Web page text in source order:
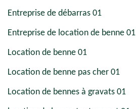
Entreprise de débarras 01
Entreprise de location de benne 01
Location de benne 01
Location de benne pas cher 01
Location de bennes à gravats 01